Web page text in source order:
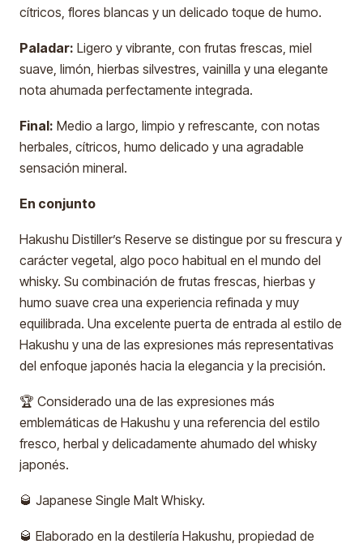
cítricos, flores blancas y un delicado toque de humo.
Paladar: Ligero y vibrante, con frutas frescas, miel
suave, limón, hierbas silvestres, vainilla y una elegante
nota ahumada perfectamente integrada.
Final: Medio a largo, limpio y refrescante, con notas
herbales, cítricos, humo delicado y una agradable
sensación mineral.
En conjunto
Hakushu Distiller’s Reserve se distingue por su frescura y
carácter vegetal, algo poco habitual en el mundo del
whisky. Su combinación de frutas frescas, hierbas y
humo suave crea una experiencia refinada y muy
equilibrada. Una excelente puerta de entrada al estilo de
Hakushu y una de las expresiones más representativas
del enfoque japonés hacia la elegancia y la precisión.
🏆 Considerado una de las expresiones más
emblemáticas de Hakushu y una referencia del estilo
fresco, herbal y delicadamente ahumado del whisky
japonés.
🥃 Japanese Single Malt Whisky.
🥃 Elaborado en la destilería Hakushu, propiedad de